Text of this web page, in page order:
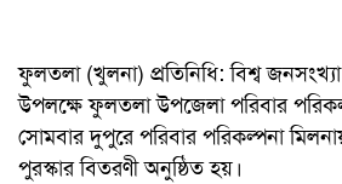
ফুলতলা (খুলনা) প্রতিনিধি: বিশ্ব
উপলক্ষে ফুলতলা উপজেলা পরিবার
সোমবার দুপুরে পরিবার পরিকল্পনা
পুরস্কার বিতরণী অনুষ্ঠিত হয়।